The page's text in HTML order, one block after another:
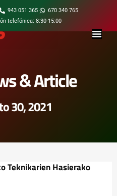
943 051 365
670 340 765
telefónica: 8:30-15:00
& Article
30, 2021
Teknikarien Hasierako